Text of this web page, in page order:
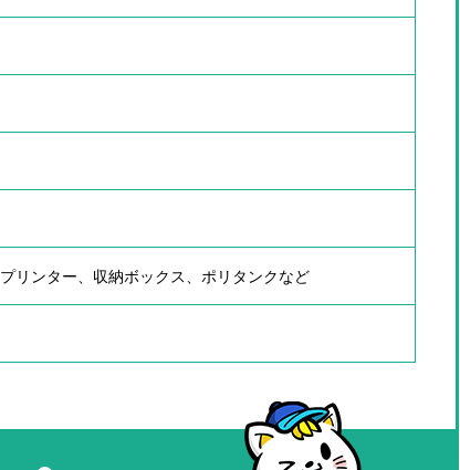
リンター、収納ボックス、ポリタンクなど